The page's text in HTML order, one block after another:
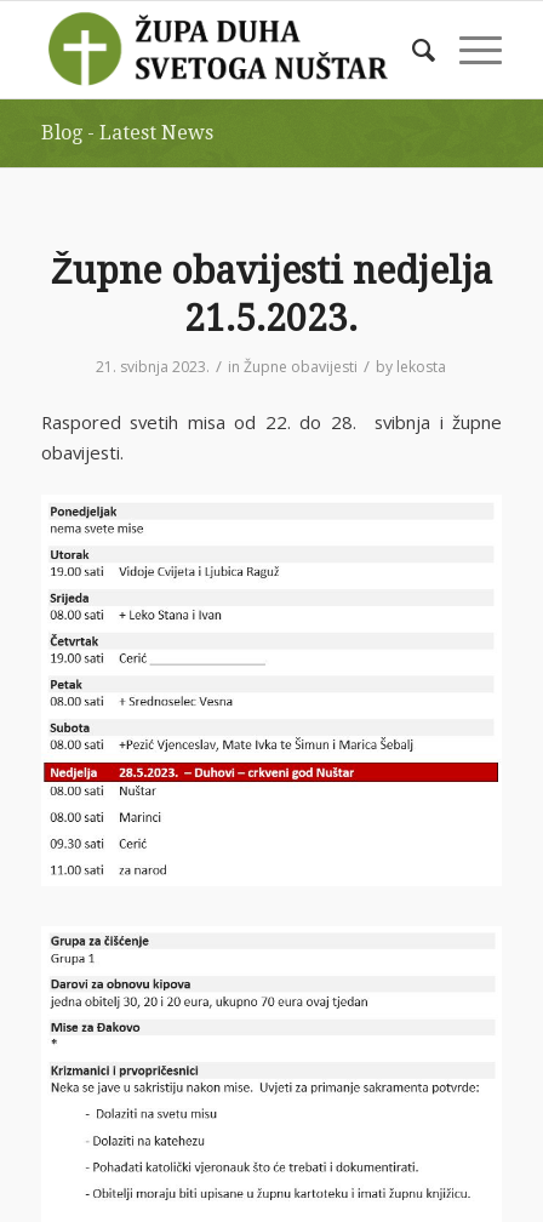
Blog - Latest News
Župne obavijesti nedjelja
21.5.2023.
21. svibnja 2023. / inŽupne obavijesti / by lekosta
Raspored svetih misa od 22. do 28. svibnja i župne
obavijesti.